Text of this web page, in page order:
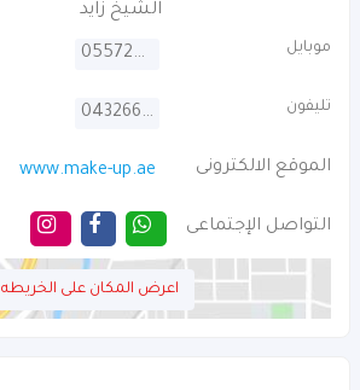
الشيخ زايد
موبايل 0557261703
تليفون 043266836
الموقع الالكترونى www.make-up.ae
التواصل الإجتماعى
اعرض المكان على الخريطه